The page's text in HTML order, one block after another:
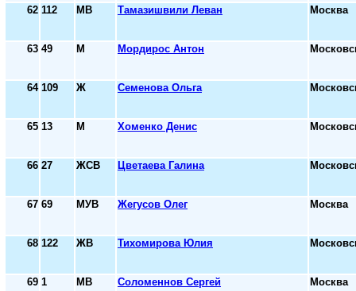
62 112 МВ Тамазишвили Леван Москва
63 49 М Мордирос Антон
64 109 Ж Семенова Ольга
65 13 М Хоменко Денис
66 27 ЖСВ Цветаева Галина
67 69 МУВ Жегусов Олег Москва
68 122 ЖВ Тихомирова Юлия
69 1 МВ Соломеннов Сергей Москва